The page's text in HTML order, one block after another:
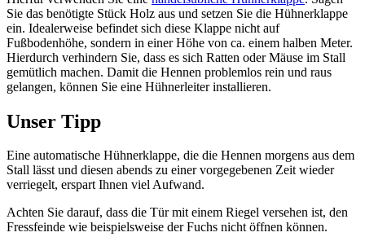
Sie das benötigte Stück Holz aus und setzen Sie die Hühnerklappe
ein. Idealerweise befindet sich diese Klappe nicht auf
Fußbodenhöhe, sondern in einer Höhe von ca. einem halben Meter.
Hierdurch verhindern Sie, dass es sich Ratten oder Mäuse im Stall
gemütlich machen. Damit die Hennen problemlos rein und raus
gelangen, können Sie eine Hühnerleiter installieren.
Unser Tipp
Eine automatische Hühnerklappe, die die Hennen morgens aus dem
Stall lässt und diesen abends zu einer vorgegebenen Zeit wieder
verriegelt, erspart Ihnen viel Aufwand.
Achten Sie darauf, dass die Tür mit einem Riegel versehen ist, den
Fressfeinde wie beispielsweise der Fuchs nicht öffnen können.